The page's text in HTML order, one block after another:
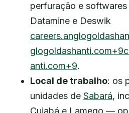
perfuração e softwares
Datamine e Deswik
anti.com+9.
Local de trabalho: os
unidades de Sabará,
Cuiabá e Lamego —